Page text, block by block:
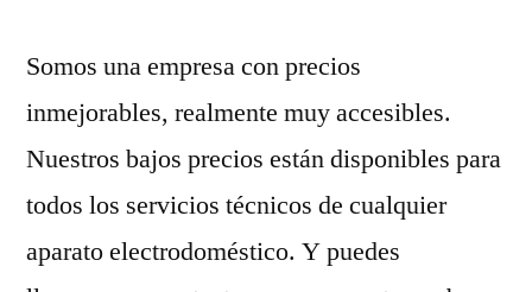
Somos una empresa con precios
inmejorables, realmente muy accesibles.
Nuestros bajos precios están disponibles para
todos los servicios técnicos de cualquier
aparato electrodoméstico. Y puedes